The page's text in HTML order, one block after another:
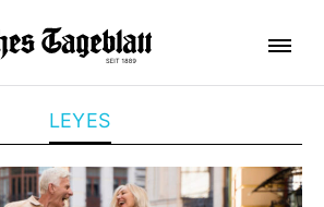
LEYES